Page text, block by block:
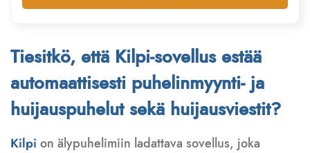
Tiesitkö, että Kilpi-sovellus estää
automaattisesti puhelinmyynti- ja
huijauspuhelut sekä huijausviestit?
Kilpi on älypuhelimiin ladattava sovellus, joka